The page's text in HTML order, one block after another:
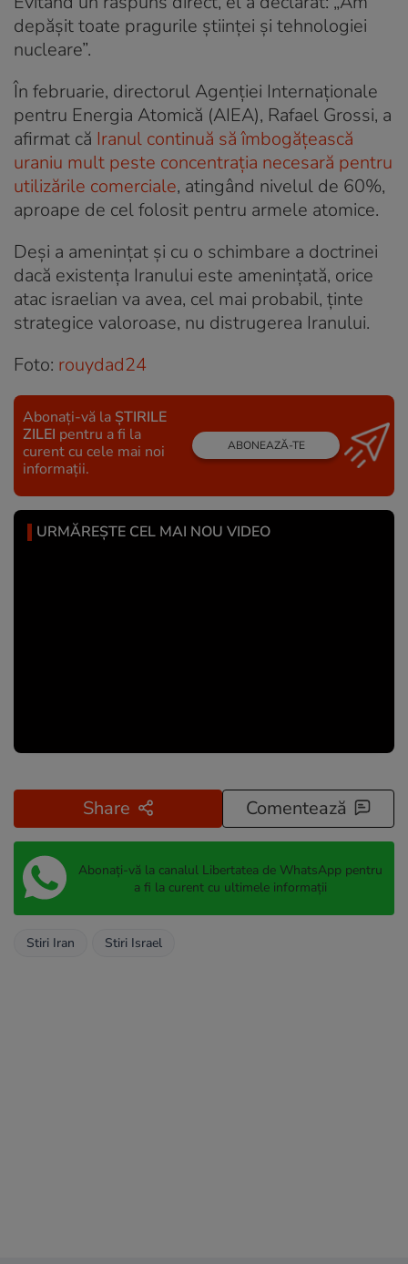
depășit toate pragurile științei și tehnologiei
nucleare”.
În februarie, directorul Agenţiei Internaţionale
pentru Energia Atomică (AIEA), Rafael Grossi, a
afirmat că Iranul continuă să îmbogăţească
uraniu mult peste concentraţia necesară pentru
utilizările comerciale, atingând nivelul de 60%,
aproape de cel folosit pentru armele atomice.
Deși a amenințat și cu o schimbare a doctrinei
dacă existența Iranului este amenințată, orice
atac israelian va avea, cel mai probabil, ținte
strategice valoroase, nu distrugerea Iranului.
Foto: rouydad24
Abonați-vă la ȘTIRILE
ZILEI pentru a fi la
curent cu cele mai noi
informații.
ABONEAZĂ-TE
URMĂREȘTE CEL MAI NOU VIDEO
Share Comentează
Abonați-vă la canalul Libertatea de WhatsApp pentru
a fi la curent cu ultimele informații
Stiri Iran Stiri Israel